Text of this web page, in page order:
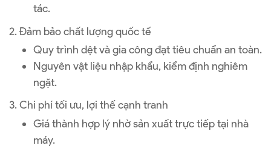
tác.
2. Đảm bảo chất lượng quốc tế
Quy trình dệt và gia công đạt tiêu chuẩn an toàn.
Nguyên vật liệu nhập khẩu, kiểm định nghiêm
ngặt.
3. Chi phí tối ưu, lợi thế cạnh tranh
Giá thành hợp lý nhờ sản xuất trực tiếp tại nhà
máy.